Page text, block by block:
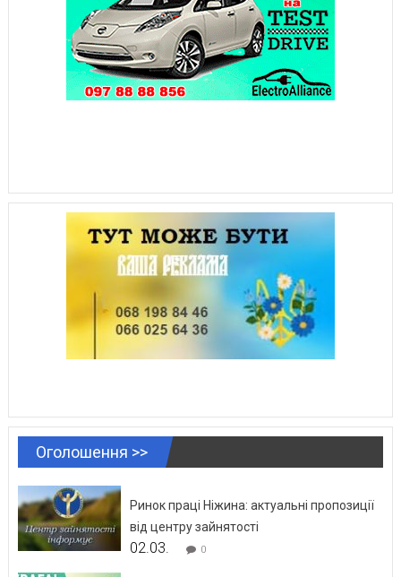
Оголошення >>
Ринок праці Ніжина: актуальні пропозиції
від центру зайнятості
02.03. 0